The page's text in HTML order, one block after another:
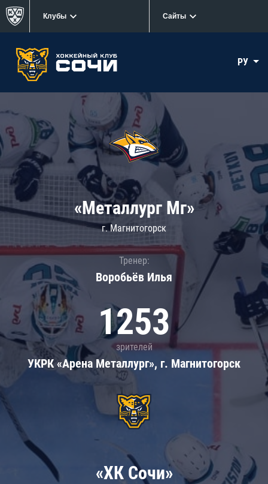
Клубы Сайты
РУ
«Металлург Мг»
г. Магнитогорск
Тренер:
Воробьёв Илья
1253
зрителей
УКРК «Арена Металлург», г. Магнитогорск
«ХК Сочи»